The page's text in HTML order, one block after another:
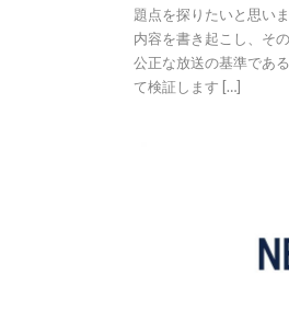
題点を探りたいと思い
内容を書き起こし、そ
公正な放送の基準であ
て検証します […]